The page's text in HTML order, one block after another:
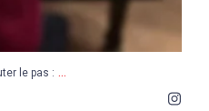
le pas : ...